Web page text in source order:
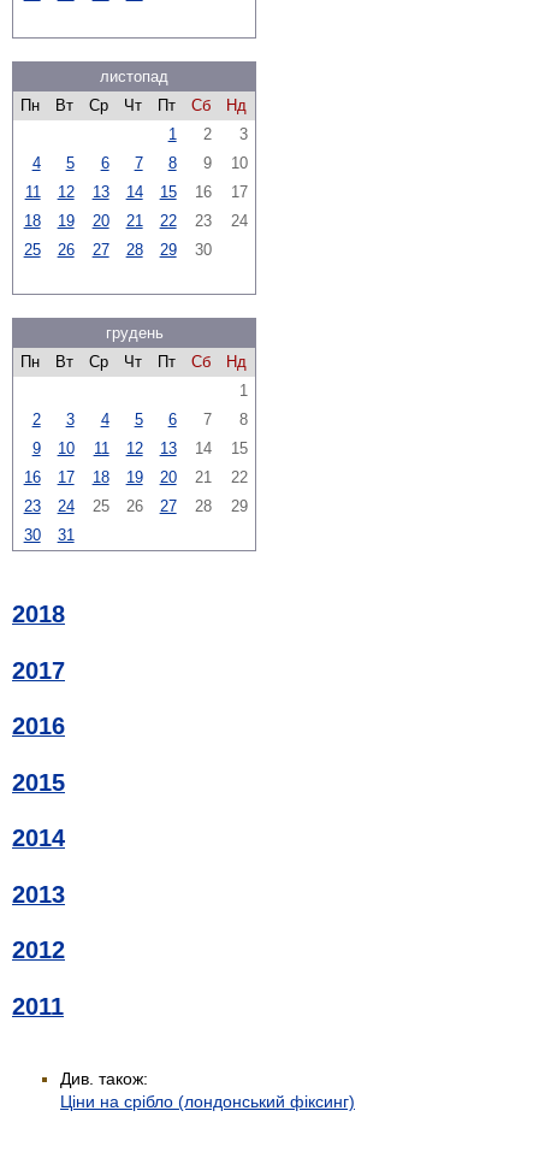
листопад
Пн
Вт Ср Чт Пт Сб
Нд
1
2
3
4
5 6 7 8 9
10
11
12 13 14 15 16
17
18
19 20 21 22 23
24
25
26 27 28 29 30
грудень
Пн
Вт Ср Чт Пт Сб
Нд
1
2
3 4 5 6 7
8
9
10 11 12 13 14
15
16
17 18 19 20 21
22
23
24 25 26 27 28
29
30
31
2018
2017
2016
2015
2014
2013
2012
2011
Див. також:
Ціни на срібло (лондонський фіксинг)